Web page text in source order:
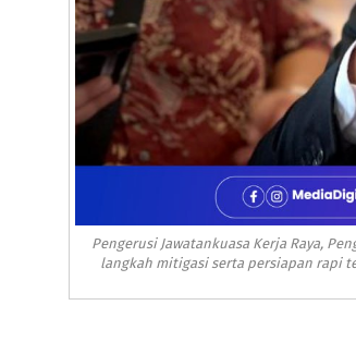
Pengerusi Jawatankuasa Kerja Raya,
langkah mitigasi serta persiapan rapi